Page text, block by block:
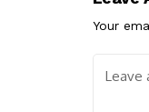
Your